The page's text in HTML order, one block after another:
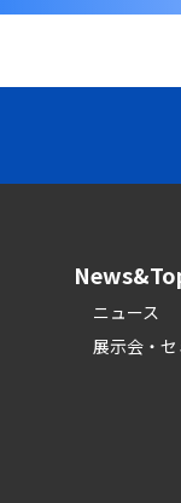
ニュース
展示会・